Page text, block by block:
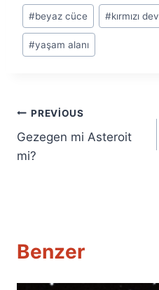
Post
Tags:
#beyaz cüce #kırmızı dev
#yaşam alanı
Yazı
gezinmesi
PREVIOUS
Gezegen mi Asteroit
mi?
Benzer